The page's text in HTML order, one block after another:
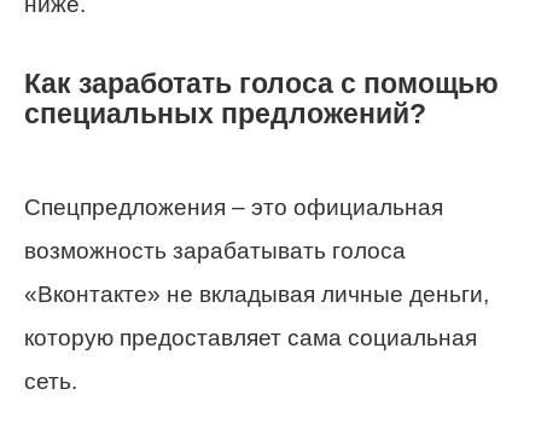
Как заработать голоса с помощью
специальных предложений?
Спецпредложения – это официальная
возможность зарабатывать голоса
«Вконтакте» не вкладывая личные деньги,
которую предоставляет сама социальная
сеть.